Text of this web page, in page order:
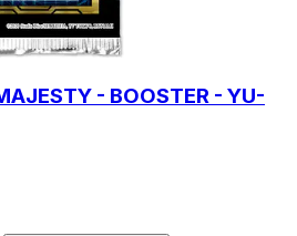
- BOOSTER - YU-